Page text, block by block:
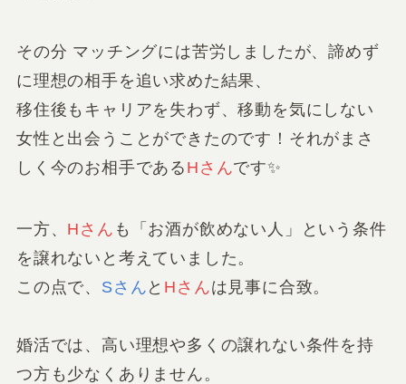
その分 マッチングには苦労しましたが、諦めず
に理想の相手を追い求めた結果、
移住後もキャリアを失わず、移動を気にしない
女性と出会うことができたのです！それがまさ
しく今のお相手である Hさんです✨
一方、 Hさん も「お酒が飲めない人」という条件
を譲れないと考えていました。
この点で、 Sさん と Hさんは見事に合致。
婚活では、高い理想や多くの譲れない条件を持
つ方も少なくありません。